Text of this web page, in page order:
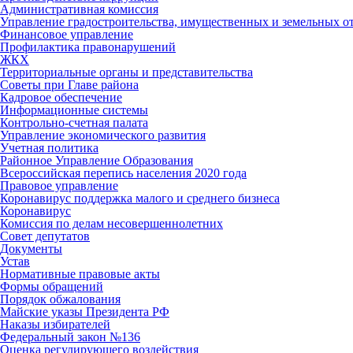
Административная комиссия
Управление градостроительства, имущественных и земельных
Финансовое управление
Профилактика правонарушений
ЖКХ
Территориальные органы и представительства
Советы при Главе района
Кадровое обеспечение
Информационные системы
Контрольно-счетная палата
Управление экономического развития
Учетная политика
Районное Управление Образования
Всероссийская перепись населения 2020 года
Правовое управление
Коронавирус поддержка малого и среднего бизнеса
Коронавирус
Комиссия по делам несовершеннолетних
Совет депутатов
Документы
Устав
Нормативные правовые акты
Формы обращений
Порядок обжалования
Майские указы Президента РФ
Наказы избирателей
Федеральный закон №136
Оценка регулирующего воздействия